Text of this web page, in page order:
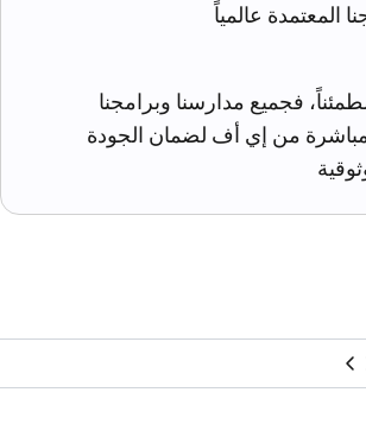
المعتمدة عالمياً
فجميع مدارسنا وبرامجنا
من إي أف لضمان الجودة